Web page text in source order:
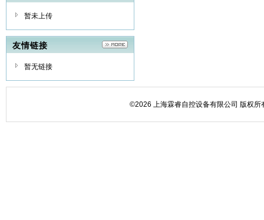
暂未上传
友情链接
暂无链接
©2026 上海霖睿自控设备有限公司 版权